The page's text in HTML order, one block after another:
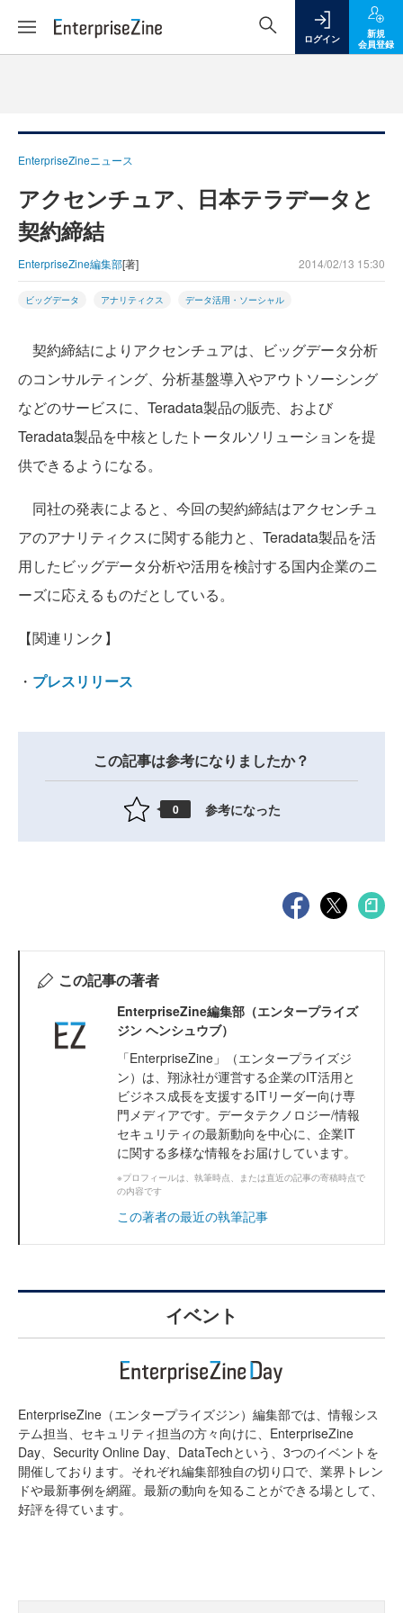
ログイン
新規
会員登録
EnterpriseZineニュース
アクセンチュア、日本テラデータと
契約締結
EnterpriseZine編集部[著] 2014/02/13 15:30
ビッグデータ アナリティクス データ活用・ソーシャル
契約締結によりアクセンチュアは、ビッグデータ分析
のコンサルティング、分析基盤導入やアウトソーシング
などのサービスに、Teradata製品の販売、および
Teradata製品を中核としたトータルソリューションを提
供できるようになる。
同社の発表によると、今回の契約締結はアクセンチュ
アのアナリティクスに関する能力と、Teradata製品を活
用したビッグデータ分析や活用を検討する国内企業のニ
ーズに応えるものだとしている。
【関連リンク】
・ プレスリリース
この記事は参考になりましたか？
0 参考になった
この記事の著者
EnterpriseZine編集部（エンタープライズ
ジン ヘンシュウブ）
「EnterpriseZine」（エンタープライズジ
ン）は、翔泳社が運営する企業のIT活用と
ビジネス成長を支援するITリーダー向け専
門メディアです。データテクノロジー/情報
セキュリティの最新動向を中心に、企業IT
に関する多様な情報をお届けしています。
※プロフィールは、執筆時点、または直近の記事の寄稿時点で
の内容です
この著者の最近の執筆記事
イベント
EnterpriseZine（エンタープライズジン）編集部では、情報シス
テム担当、セキュリティ担当の方々向けに、EnterpriseZine
Day、Security Online Day、DataTechという、3つのイベントを
開催しております。それぞれ編集部独自の切り口で、業界トレン
ドや最新事例を網羅。最新の動向を知ることができる場として、
好評を得ています。